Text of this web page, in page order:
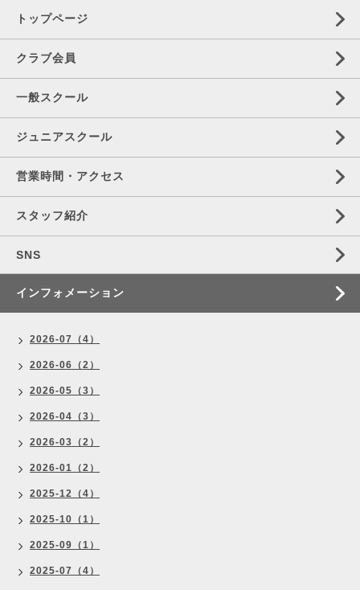
トップページ
クラブ会員
一般スクール
ジュニアスクール
営業時間・アクセス
スタッフ紹介
SNS
インフォメーション
2026-07（4）
2026-06（2）
2026-05（3）
2026-04（3）
2026-03（2）
2026-01（2）
2025-12（4）
2025-10（1）
2025-09（1）
2025-07（4）